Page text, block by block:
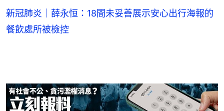
新冠肺炎｜薛永恒：18間未妥善展示安心出行海報的
餐飲處所被檢控